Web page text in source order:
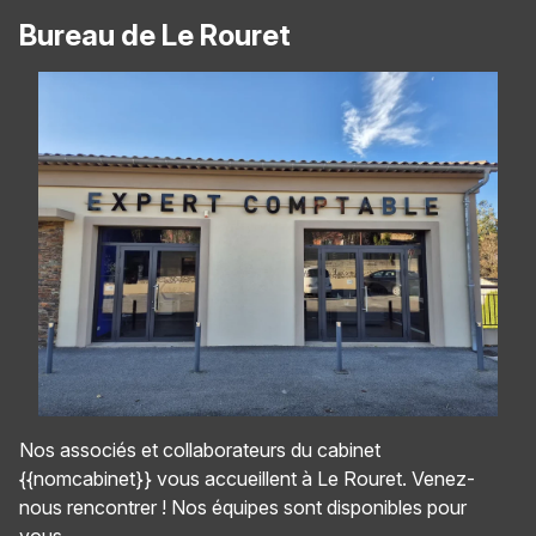
Bureau de Le Rouret
Nos associés et collaborateurs du cabinet
{{nomcabinet}} vous accueillent à Le Rouret. Venez-
nous rencontrer ! Nos équipes sont disponibles pour